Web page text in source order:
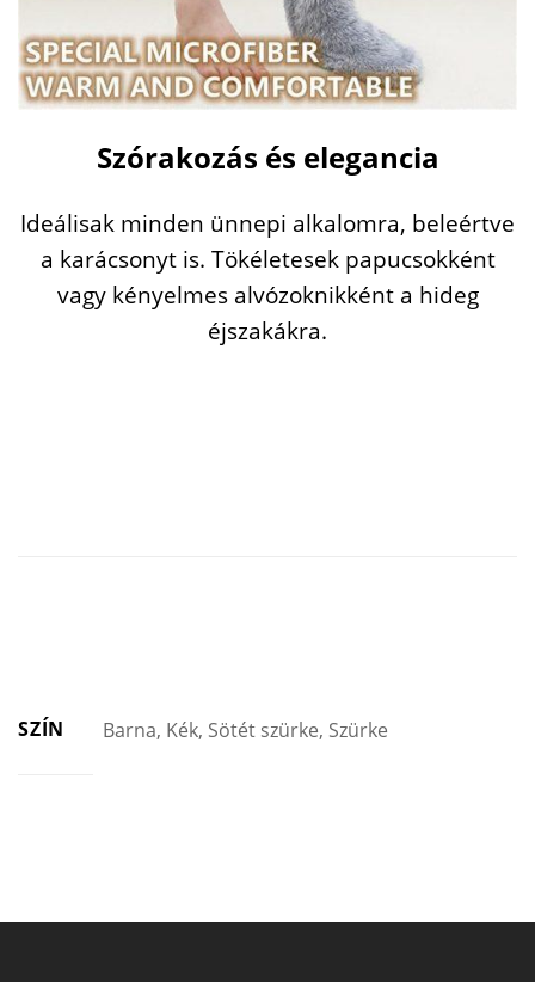
Szórakozás és elegancia
Ideálisak minden ünnepi alkalomra, beleértve
a karácsonyt is. Tökéletesek papucsokként
vagy kényelmes alvózoknikként a hideg
éjszakákra.
SZÍN Barna, Kék, Sötét szürke, Szürke